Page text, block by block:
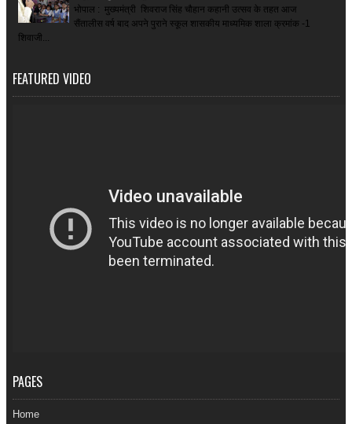
भोपाल : मुख्यमंत्री शिवराज सिंह चौहान कहानी उत्सव के तहत आज
सैंतालीस वर्ष बाद अपने पुराने स्कूल शासकीय माध्यमिक शाला क्रमांक -1
शिवाजी...
FEATURED VIDEO
PAGES
Home